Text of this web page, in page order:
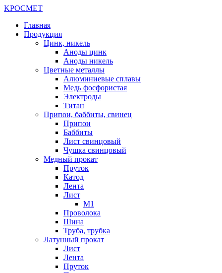
KРОСМЕТ
Главная
Продукция
Цинк, никель
Аноды цинк
Аноды никель
Цветные металлы
Алюминиевые сплавы
Медь фосфористая
Электроды
Титан
Припои, баббиты, свинец
Припои
Баббиты
Лист свинцовый
Чушка свинцовый
Медный прокат
Пруток
Катод
Лента
Лист
М1
Проволока
Шина
Труба, трубка
Латунный прокат
Лист
Лента
Пруток